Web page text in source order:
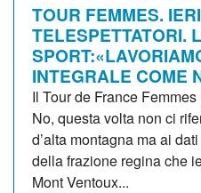
TOUR FEMMES.
TELESPETTATORI.
INTEGRALE COME
Il Tour de France
No, questa volta non ci
d’alta montagna ma ai
della frazione regina che
Mont Ventoux...